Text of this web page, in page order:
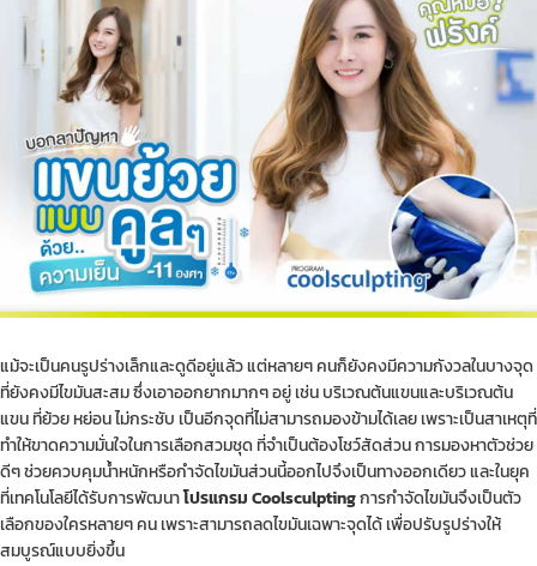
แม้จะเป็นคนรูปร่างเล็กและดูดีอยู่แล้ว แต่หลายๆ คนก็ยังคงมีความกังวลในบางจุด
ที่ยังคงมีไขมันสะสม ซึ่งเอาออกยากมากๆ อยู่ เช่น บริเวณต้นแขนและบริเวณต้น
แขน ที่ย้วย หย่อน ไม่กระชับ เป็นอีกจุดที่ไม่สามารถมองข้ามได้เลย เพราะเป็นสาเหตุที่
ทำให้ขาดความมั่นใจในการเลือกสวมชุด ที่จำเป็นต้องโชว์สัดส่วน การมองหาตัวช่วย
ดีๆ ช่วยควบคุมน้ำหนักหรือกำจัดไขมันส่วนนี้ออกไปจึงเป็นทางออกเดียว และในยุค
ที่เทคโนโลยีได้รับการพัฒนาโปรแกรม Coolsculptingการกำจัดไขมันจึงเป็นตัว
เลือกของใครหลายๆ คน เพราะสามารถลดไขมันเฉพาะจุดได้ เพื่อปรับรูปร่างให้
สมบูรณ์แบบยิ่งขึ้น